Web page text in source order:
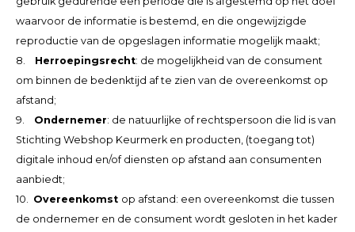
UYU
waarvoor de informatie is bestemd, en die ongewijzigde
reproductie van de opgeslagen informatie mogelijk maakt;
8. Herroepingsrecht: de mogelijkheid van de consument
om binnen de bedenktijd af te zien van de overeenkomst op
afstand;
9. Ondernemer: de natuurlijke of rechtspersoon die lid is van
Stichting Webshop Keurmerk en producten, (toegang tot)
digitale inhoud en/of diensten op afstand aan consumenten
aanbiedt;
10. Overeenkomst op afstand: een overeenkomst die tussen
de ondernemer en de consument wordt gesloten in het kader